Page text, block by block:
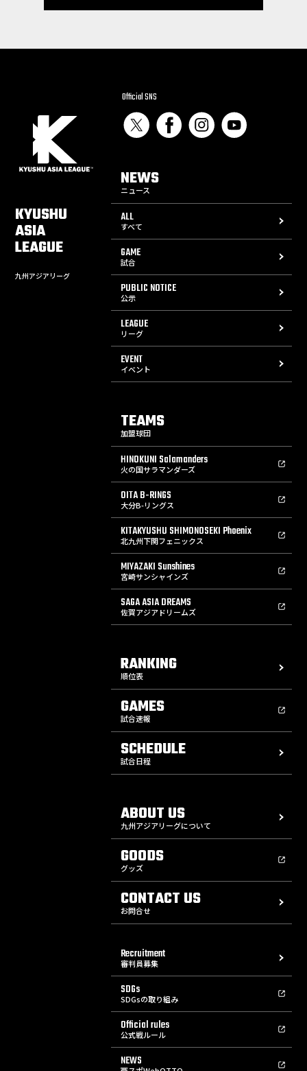
KYUSHU
ASIA
LEAGUE
九州アジアリーグ
Official SNS
NEWS
ニュース
ALL
すべて
GAME
試合
PUBLIC NOTICE
公示
LEAGUE
リーグ
EVENT
イベント
TEAMS
加盟球団
HINOKUNI Salamanders
火の国サラマンダーズ
OITA B-RINGS
大分B-リングス
KITAKYUSHU SHIMONOSEKI Phoenix
北九州下関フェニックス
MIYAZAKI Sunshines
宮崎サンシャインズ
SAGA ASIA DREAMS
佐賀アジアドリームズ
RANKING
順位表
GAMES
試合速報
SCHEDULE
試合日程
ABOUT US
九州アジアリーグについて
GOODS
グッズ
CONTACT US
お問合せ
Recruitment
審判員募集
SDGs
SDGsの取り組み
Official rules
公式戦ルール
NEWS